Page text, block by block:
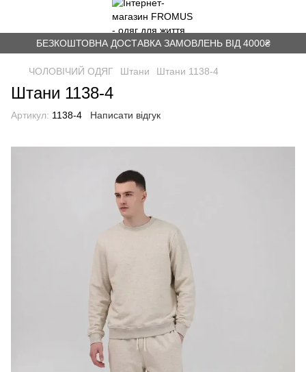
БЕЗКОШТОВНА ДОСТАВКА ЗАМОВЛЕНЬ ВІД 4000₴
ЧОЛОВІЧИЙ ОДЯГ Штани Штани 1138-4
Штани 1138-4
Артикул: 1138-4 Написати відгук